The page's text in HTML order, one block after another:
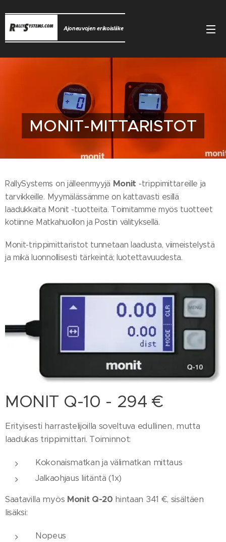
Ajoneuvojen erikoisliike
MONIT-MITTARISTOT
RallySystems on jälleenmyyjä Monit -trippimittareille ja
tarvikkeille. Myymälässämme on kattavasti esillä
laadukkaita Monit -tuotteita. Toimitamme myös tuotteet
kotiinne Matkahuollon ja Postin välityksellä.
Monit-trippimittaristot tunnetaan laadusta, viimeistelystä
ja mikä luonnollisesti tärkeintä; luotettavuudesta.
MONIT Q-10 - 294 €
Erityisesti harrastelijoilla soveltuva edullinen, mutta
laadukas trippimittari. Toiminnot:
Kokonaismatkan ja välimatkan mittaus
Jalkaohjaus liitäntä (1x)
Saatavilla myös Monit Q-20 hintaan 341 €, sisältäen
lisäksi:
Nopeus